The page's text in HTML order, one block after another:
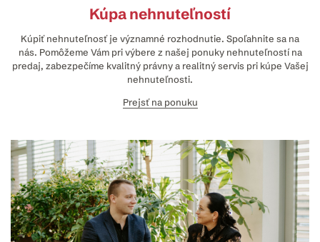
Kúpa nehnuteľností
Kúpiť nehnuteľnosť je významné rozhodnutie. Spoľahnite sa na
nás. Pomôžeme Vám pri výbere z našej ponuky nehnuteľností na
predaj, zabezpečíme kvalitný právny a realitný servis pri kúpe Vašej
nehnuteľnosti.
Prejsť na ponuku